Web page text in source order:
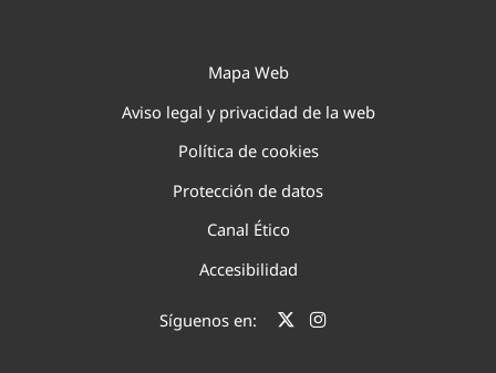
Mapa Web
Aviso legal y privacidad de la web
Política de cookies
Protección de datos
Canal Ético
Accesibilidad
Síguenos en: